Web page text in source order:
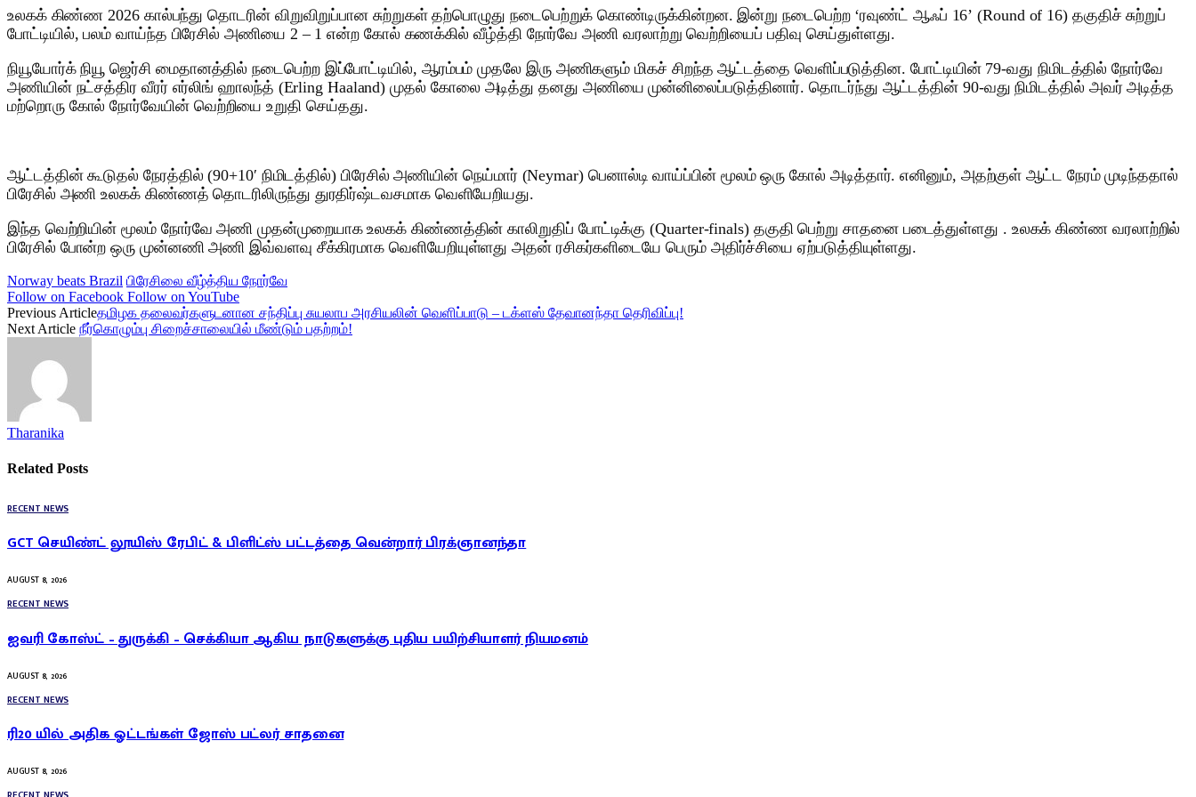
உலகக் கிண்ண 2026 கால்பந்து தொடரின் விறுவிறுப்பான சுற்றுகள் தற்பொழுது நடைபெற்றுக் கொண்டிருக்கின்றன. இன்று நடைபெற்ற ‘ரவுண்ட் ஆஃப் 16’ (Round of 16) தகுதிச் சுற்றுப்
போட்டியில், பலம் வாய்ந்த பிரேசில் அணியை 2 – 1 என்ற கோல் கணக்கில் வீழ்த்தி நோர்வே அணி வரலாற்று வெற்றியைப் பதிவு செய்துள்ளது.
நியூயோர்க் நியூ ஜெர்சி மைதானத்தில் நடைபெற்ற இப்போட்டியில், ஆரம்பம் முதலே இரு அணிகளும் மிகச் சிறந்த ஆட்டத்தை வெளிப்படுத்தின. போட்டியின் 79-வது நிமிடத்தில் நோர்வே
அணியின் நட்சத்திர வீரர் எர்லிங் ஹாலந்த் (Erling Haaland) முதல் கோலை அடித்து தனது அணியை முன்னிலைப்படுத்தினார். தொடர்ந்து ஆட்டத்தின் 90-வது நிமிடத்தில் அவர் அடித்த
மற்றொரு கோல் நோர்வேயின் வெற்றியை உறுதி செய்தது.
ஆட்டத்தின் கூடுதல் நேரத்தில் (90+10′ நிமிடத்தில்) பிரேசில் அணியின் நெய்மார் (Neymar) பெனால்டி வாய்ப்பின் மூலம் ஒரு கோல் அடித்தார். எனினும், அதற்குள் ஆட்ட நேரம் முடிந்ததால்
பிரேசில் அணி உலகக் கிண்ணத் தொடரிலிருந்து துரதிர்ஷ்டவசமாக வெளியேறியது.
இந்த வெற்றியின் மூலம் நோர்வே அணி முதன்முறையாக உலகக் கிண்ணத்தின் காலிறுதிப் போட்டிக்கு (Quarter-finals) தகுதி பெற்று சாதனை படைத்துள்ளது . உலகக் கிண்ண வரலாற்றில்
பிரேசில் போன்ற ஒரு முன்னணி அணி இவ்வளவு சீக்கிரமாக வெளியேறியுள்ளது அதன் ரசிகர்களிடையே பெரும் அதிர்ச்சியை ஏற்படுத்தியுள்ளது.
Norway beats Brazil பிரேசிலை வீழ்த்திய நோர்வே
Follow on Facebook Follow on YouTube
Previous Articleதமிழக தலைவர்களுடனான சந்திப்பு சுயலாப அரசியலின் வெளிப்பாடு – டக்ளஸ் தேவானந்தா தெரிவிப்பு!
Next Article நீர்கொழும்பு சிறைச்சாலையில் மீண்டும் பதற்றம்!
Tharanika
Related Posts
RECENT NEWS
GCT செயிண்ட் லூயிஸ் ரேபிட் & பிளிட்ஸ் பட்டத்தை வென்றார் பிரக்ஞானந்தா
AUGUST 8, 2026
RECENT NEWS
ஐவரி கோஸ்ட் – துருக்கி – செக்கியா ஆகிய நாடுகளுக்கு புதிய பயிற்சியாளர் நியமனம்
AUGUST 8, 2026
RECENT NEWS
ரி20 யில் அதிக ஓட்டங்கள் ஜோஸ் பட்லர் சாதனை
AUGUST 8, 2026